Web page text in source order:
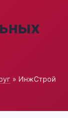
» ИнжСтрой